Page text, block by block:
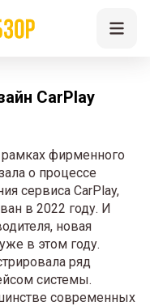
CarPlay
фирменного
о процессе
сервиса CarPlay,
в 2022 году. И
новая
в этом году.
ряд
системы.
современных